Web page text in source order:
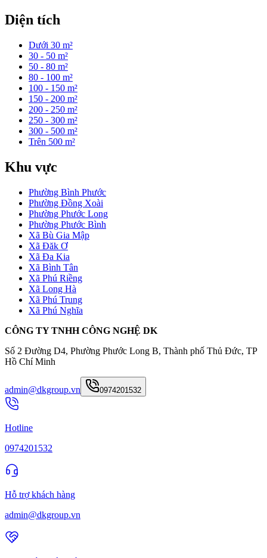
Diện tích
Dưới 30 m²
30 - 50 m²
50 - 80 m²
80 - 100 m²
100 - 150 m²
150 - 200 m²
200 - 250 m²
250 - 300 m²
300 - 500 m²
Trên 500 m²
Khu vực
Phường Bình Phước
Phường Đồng Xoài
Phường Phước Long
Phường Phước Bình
Xã Bù Gia Mập
Xã Đăk Ơ
Xã Đa Kia
Xã Bình Tân
Xã Phú Riềng
Xã Long Hà
Xã Phú Trung
Xã Phú Nghĩa
CÔNG TY TNHH CÔNG NGHỆ DK
Số 2 Đường D4, Phường Phước Long B, Thành phố Thủ Đức, TP
Hồ Chí Minh
admin@dkgroup.vn 0974201532
Hotline
0974201532
Hỗ trợ khách hàng
admin@dkgroup.vn